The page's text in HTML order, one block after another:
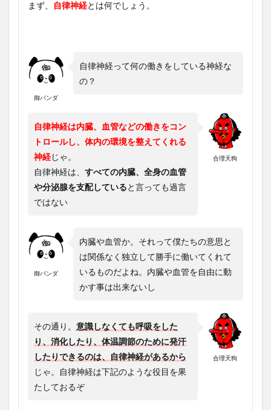
まず、 自律神経とは何でしょう。
御パンダ
自律神経って何の働きをしている神経な
の？
合理天狗
自律神経は内臓、血管などの働きをコン
トロールし、体内の環境を整えてくれる
神経じゃ。
自律神経は、 すべての内臓、全身の血管
や分泌腺を支配していると言っても過言
ではない
御パンダ
内臓や血管か。それって僕たちの意思と
は関係なく独立して勝手に働いてくれて
いるものだよね。内臓や血管を自由に動
かす事は出来ないし
合理天狗
その通り。 意識しなくても呼吸をした
り、消化したり、体温調節のために発汗
したりできるのは、自律神経があるから
じゃ。自律神経は下記のような役目を果
たしておるぞ